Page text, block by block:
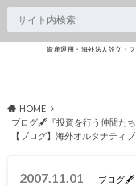
資産運用・海外法人設立・
HOME
ブログ🖋『投資を行う仲間た
【ブログ】海外オルタナティ
2007.11.01
ブログ🖋